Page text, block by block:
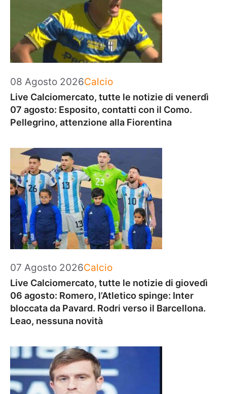
08 Agosto 2026Categorie
Calcio
Live Calciomercato, tutte le notizie di venerdì
07 agosto: Esposito, contatti con il Como.
Pellegrino, attenzione alla Fiorentina
07 Agosto 2026Categorie
Calcio
Live Calciomercato, tutte le notizie di giovedì
06 agosto: Romero, l’Atletico spinge: Inter
bloccata da Pavard. Rodri verso il Barcellona.
Leao, nessuna novità